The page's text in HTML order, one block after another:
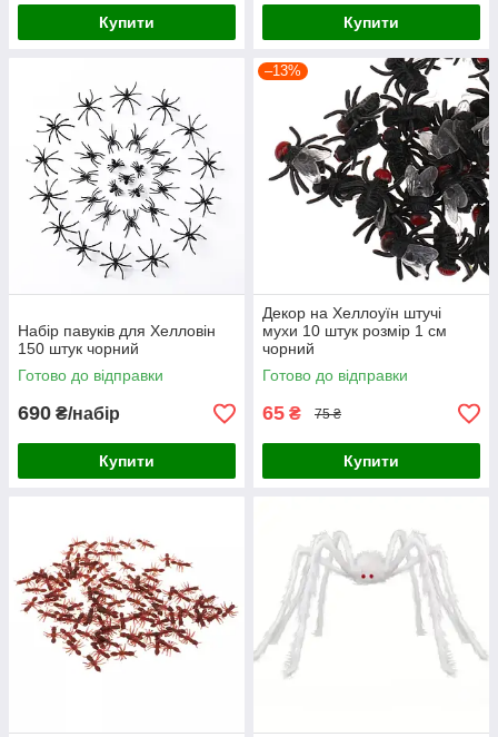
Купити Купити
Набір павуків для Хелловін
150 штук чорний
Готово до відправки
690 ₴/набір
Купити
–13%
Декор на Хеллоуїн штучі
мухи 10 штук розмір 1 см
чорний
Готово до відправки
65 ₴ 75 ₴
Купити